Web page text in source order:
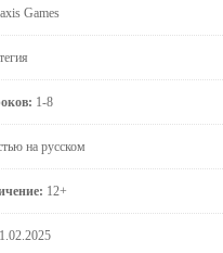
Games
1-8
на русском
12+